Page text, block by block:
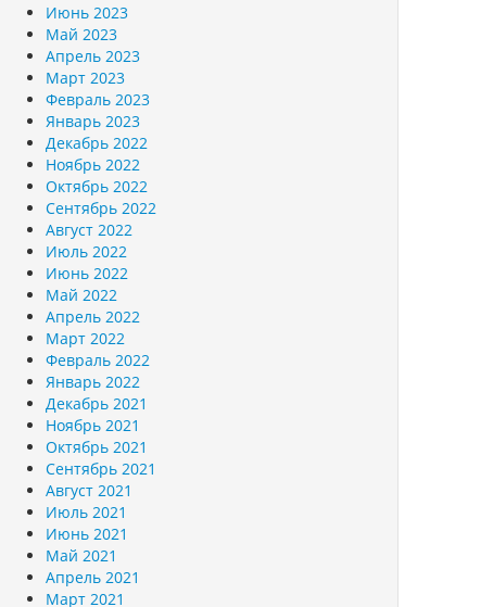
Июнь 2023
Май 2023
Апрель 2023
Март 2023
Февраль 2023
Январь 2023
Декабрь 2022
Ноябрь 2022
Октябрь 2022
Сентябрь 2022
Август 2022
Июль 2022
Июнь 2022
Май 2022
Апрель 2022
Март 2022
Февраль 2022
Январь 2022
Декабрь 2021
Ноябрь 2021
Октябрь 2021
Сентябрь 2021
Август 2021
Июль 2021
Июнь 2021
Май 2021
Апрель 2021
Март 2021